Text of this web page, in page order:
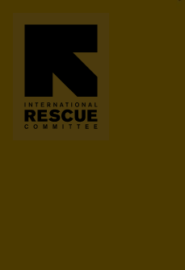
content